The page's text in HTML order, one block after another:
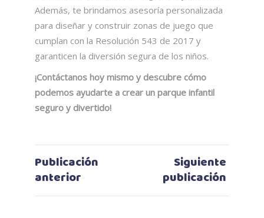
Además, te brindamos asesoría personalizada
para diseñar y construir zonas de juego que
cumplan con la Resolución 543 de 2017 y
garanticen la diversión segura de los niños.
¡Contáctanos hoy mismo y descubre cómo
podemos ayudarte a crear un parque infantil
seguro y divertido!
Publicación
anterior
Siguiente
publicación